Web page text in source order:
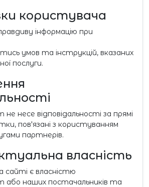
користувача
інформацію при
умов та інструкцій, вказаних
послуги.
не несе відповідальності за прямі
пов'язані з користуванням
партнерів.
власність
сайті є власністю
або наших постачальників та